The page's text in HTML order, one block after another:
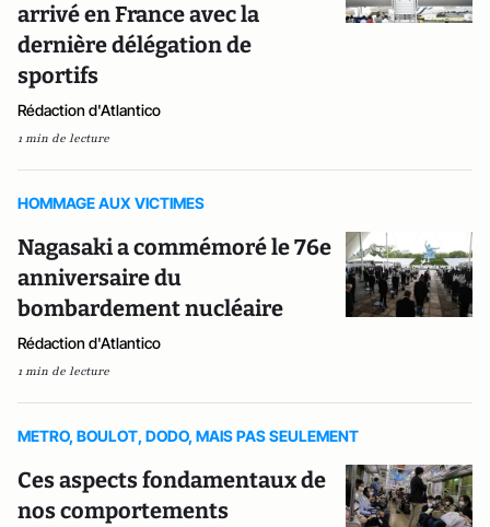
arrivé en France avec la
dernière délégation de
sportifs
Rédaction d'Atlantico
1 min de lecture
HOMMAGE AUX VICTIMES
Nagasaki a commémoré le 76e
anniversaire du
bombardement nucléaire
Rédaction d'Atlantico
1 min de lecture
METRO, BOULOT, DODO, MAIS PAS SEULEMENT
Ces aspects fondamentaux de
nos comportements